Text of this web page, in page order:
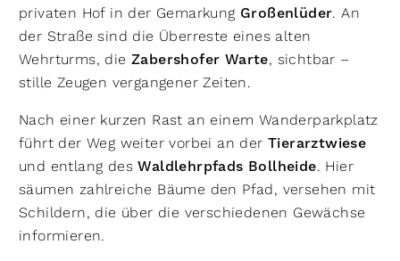
privaten Hof in der Gemarkung Großenlüder. An
der Straße sind die Überreste eines alten
Wehrturms, dieZabershofer Warte, sichtbar –
stille Zeugen vergangener Zeiten.
Nach einer kurzen Rast an einem Wanderparkplatz
führt der Weg weiter vorbei an der Tierarztwiese
und entlang desWaldlehrpfads Bollheide. Hier
säumen zahlreiche Bäume den Pfad, versehen mit
Schildern, die über die verschiedenen Gewächse
informieren.